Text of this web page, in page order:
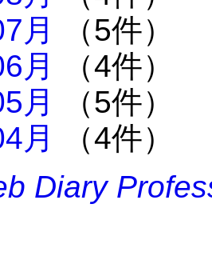
月
（5件）
月
（4件）
月
（5件）
月
（4件）
Diary